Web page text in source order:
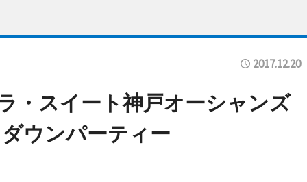
2017.12.20
・スイート神戸オーシャンズ
ウンパーティー